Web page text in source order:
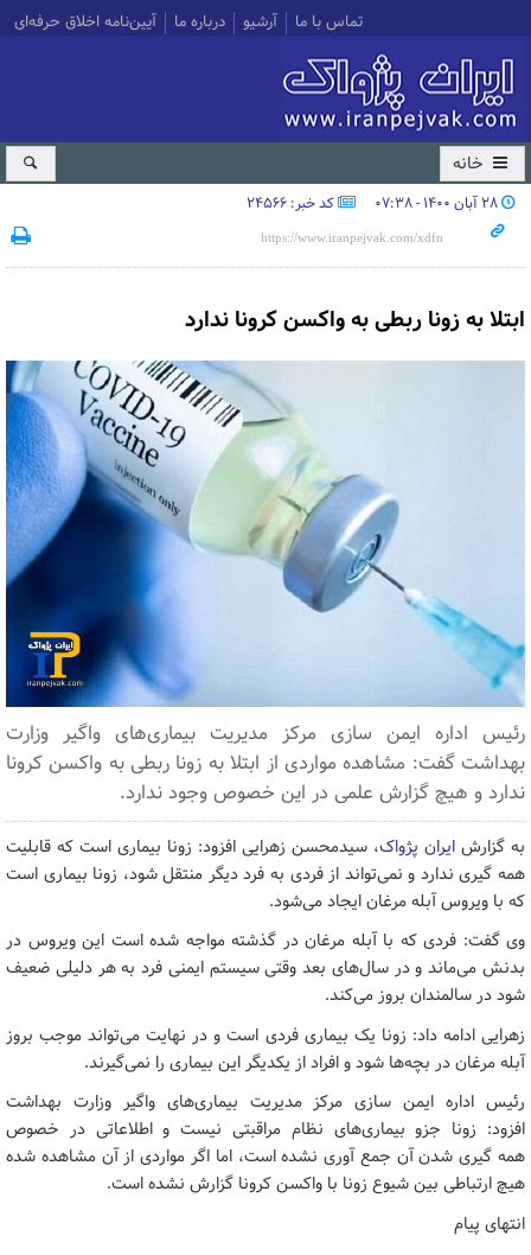
تماس با ما آرشیو درباره ما آیین‌نامه اخلاق حرفه‌ای
خانه
۲۸ آبان ۱۴۰۰ - ۰۷:۳۸ کد خبر: 24566
ابتلا به زونا ربطی به واکسن کرونا ندارد
رئیس اداره ایمن سازی مرکز مدیریت بیماری‌های واگیر وزارت
بهداشت گفت: مشاهده مواردی از ابتلا به زونا ربطی به واکسن کرونا
ندارد و هیچ گزارش علمی در این خصوص وجود ندارد.
به گزارش ایران پژواک، سیدمحسن زهرایی افزود: زونا بیماری است که قابلیت
همه گیری ندارد و نمی‌تواند از فردی به فرد دیگر منتقل شود، زونا بیماری است
که با ویروس آبله مرغان ایجاد می‌شود.
وی گفت: فردی که با آبله مرغان در گذشته مواجه شده است این ویروس در
بدنش می‌ماند و در سال‌های بعد وقتی سیستم ایمنی فرد به هر دلیلی ضعیف
شود در سالمندان بروز می‌کند.
زهرایی ادامه داد: زونا یک بیماری فردی است و در نهایت می‌تواند موجب بروز
آبله مرغان در بچه‌ها شود و افراد از یکدیگر این بیماری را نمی‌گیرند.
رئیس اداره ایمن سازی مرکز مدیریت بیماری‌های واگیر وزارت بهداشت
افزود: زونا جزو بیماری‌های نظام مراقبتی نیست و اطلاعاتی در خصوص
همه گیری شدن آن جمع آوری نشده است، اما اگر مواردی از آن مشاهده شده
هیچ ارتباطی بین شیوع زونا با واکسن کرونا گزارش نشده است.
انتهای پیام